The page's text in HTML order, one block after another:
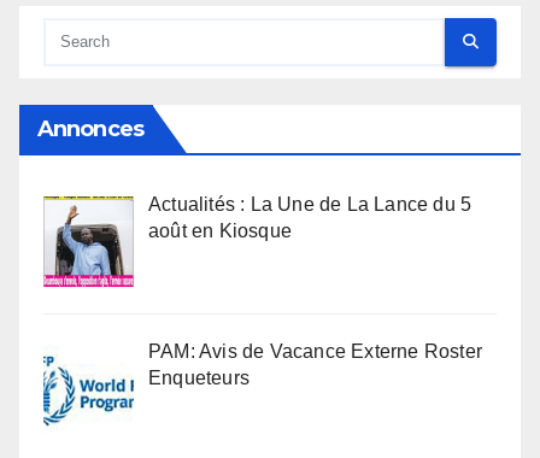
Annonces
Actualités : La Une de La Lance du 5
août en Kiosque
PAM: Avis de Vacance Externe Roster
Enqueteurs